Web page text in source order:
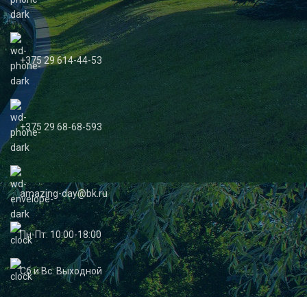
+375 29 614-44-53
+375 29 68-68-593
amazing-day@bk.ru
Пн-Пт: 10:00-18:00
Сб и Вс: Выходной